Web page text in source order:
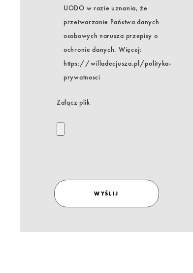
UODO w razie uznania, że
przetwarzanie Państwa danych
osobowych narusza przepisy o
ochronie danych. Więcej:
https://willadecjusza.pl/polityka-
prywatnosci
Załącz plik
WYŚLIJ